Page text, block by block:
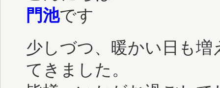
門池です
少しづつ、暖かい日も
てきました。